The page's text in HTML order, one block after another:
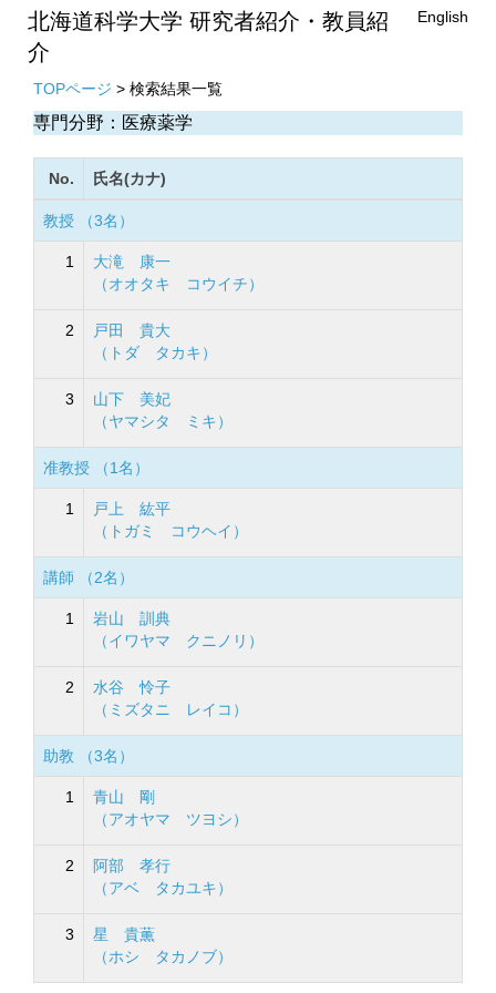
北海道科学大学 研究者紹介・教員紹
介
English
TOPページ > 検索結果一覧
専門分野：医療薬学
No. 氏名(カナ)
教授 （3名）
1
大滝 康一
（オオタキ コウイチ）
2
戸田 貴大
（トダ タカキ）
3
山下 美妃
（ヤマシタ ミキ）
准教授 （1名）
1
戸上 紘平
（トガミ コウヘイ）
講師 （2名）
1
岩山 訓典
（イワヤマ クニノリ）
2
水谷 怜子
（ミズタニ レイコ）
助教 （3名）
1
青山 剛
（アオヤマ ツヨシ）
2
阿部 孝行
（アベ タカユキ）
3
星 貴薫
（ホシ タカノブ）